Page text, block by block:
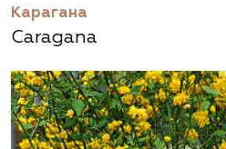
Карагана
Caragana